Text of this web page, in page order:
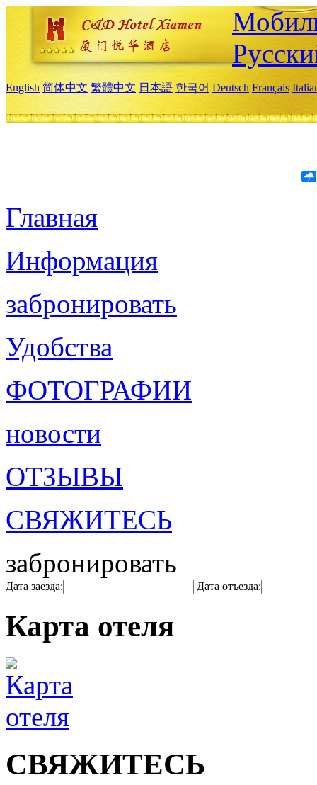
English 简体中文 繁體中文 日本語 한국어 Deutsch Français
Главная
Информация
забронировать
Удобства
ФОТОГРАФИИ
новости
ОТЗЫВЫ
СВЯЖИТЕСЬ
забронировать
Дата заезда: Дата отъезда:
Карта отеля
СВЯЖИТЕСЬ